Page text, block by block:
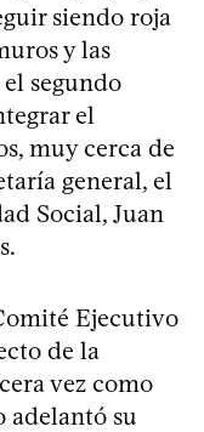
siendo roja
y las
segundo
el
muy cerca de
general, el
Social, Juan
Ejecutivo
de la
vez como
adelantó su